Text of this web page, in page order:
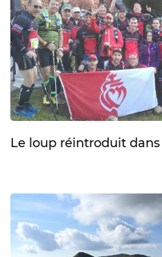
Le loup réintroduit